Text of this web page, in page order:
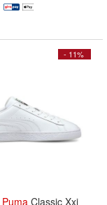
- 11%
Puma Classic Xxi